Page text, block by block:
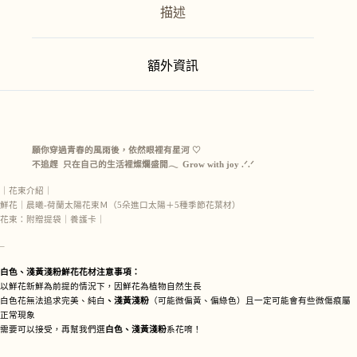
描述
額外資訊
願你穿過青春的風雨後，依然眼裡有星河 ♡
不追趕 只在自己的生活裡燦爛盛開𓂃 Grow with joy .ᐟ.ᐟ
｜花束介紹｜
鮮花｜晨曦-荷蘭太陽花束Ｍ（5朵進口太陽＋5種季節花葉材）
花束：附贈提袋｜養護卡｜
–
白色、淺黃淺粉鮮花花材注意事項：
以鮮花新鮮為前提的情況下，因鮮花為植物自然生長
白色花無法追求完美、純白 、淺黃淺粉 （可能微偏黃、偏綠色）且一定可能會有些微傷痕屬
正常現象
需要可以接受，再幫我們選白色、淺黃淺粉系花唷！